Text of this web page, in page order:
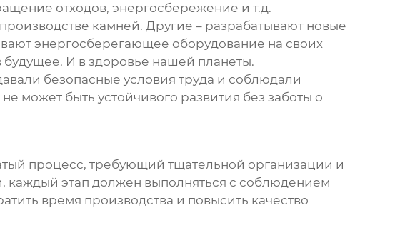
отходов, энергосбережение и т.д.
камней. Другие – разрабатывают новые
энергосберегающее оборудование на своих
будущее. И в здоровье нашей планеты.
безопасные условия труда и соблюдали
может быть устойчивого развития без заботы о
процесс, требующий тщательной организации и
каждый этап должен выполняться с соблюдением
время производства и повысить качество